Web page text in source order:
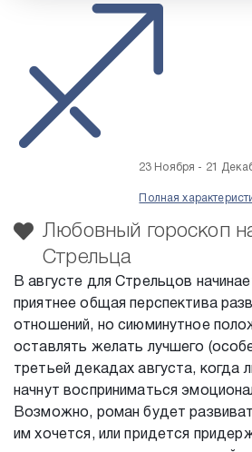
23 Ноября - 21
Полная
Любовный гороскоп
Стрельца
В августе для Стрельцов
приятнее общая перспектива
отношений, но сиюминутное
оставлять желать лучшего
третьей декадах августа, когда
начнут восприниматься
Возможно, роман будет
им хочется, или придется